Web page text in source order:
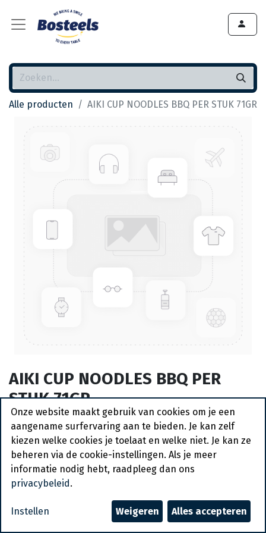
Alle producten AIKI CUP NOODLES BBQ PER STUK 71GR
AIKI CUP NOODLES BBQ PER
STUK 71GR
Actief
Vraag een account aan
Algemene voorwaarden
30-dagen geld terug garantie
Verzending: 2-3 werkdagen
Onze website maakt gebruik van cookies om je een
aangename surfervaring aan te bieden. Je kan zelf
kiezen welke cookies je toelaat en welke niet. Je kan ze
beheren via de cookie-instellingen. Als je meer
informatie nodig hebt, raadpleeg dan ons
privacybeleid .
Instellen Weigeren Alles accepteren